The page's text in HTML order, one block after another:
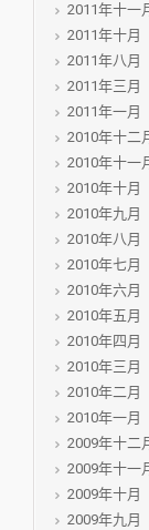
2011年十一
2011年十月
2011年八月
2011年三月
2011年一月
2010年十二
2010年十一
2010年十月
2010年九月
2010年八月
2010年七月
2010年六月
2010年五月
2010年四月
2010年三月
2010年二月
2010年一月
2009年十二
2009年十一
2009年十月
2009年九月